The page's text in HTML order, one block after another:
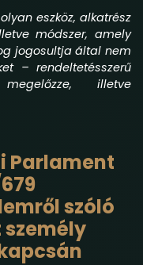
eszköz, alkatrész
módszer, amely
jogosultja által nem
– rendeltetésszerű
illetve
Parlament
szóló